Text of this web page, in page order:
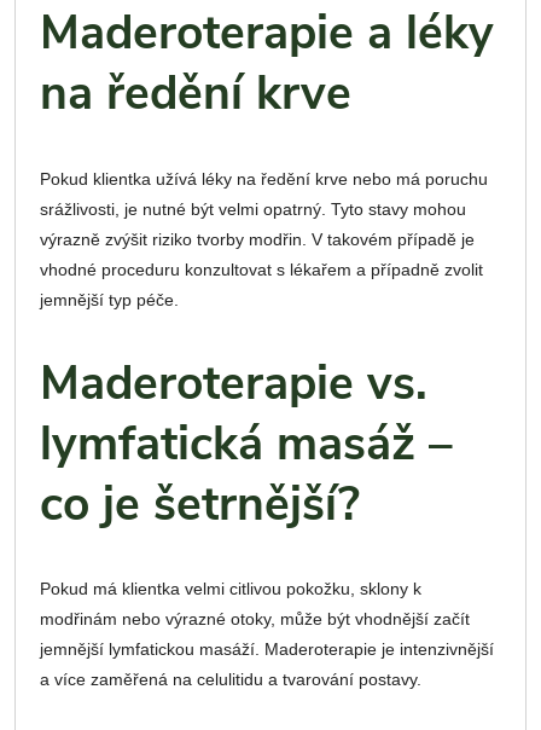
Maderoterapie a léky
na ředění krve
Pokud klientka užívá léky na ředění krve nebo má poruchu
srážlivosti, je nutné být velmi opatrný. Tyto stavy mohou
výrazně zvýšit riziko tvorby modřin. V takovém případě je
vhodné proceduru konzultovat s lékařem a případně zvolit
jemnější typ péče.
Maderoterapie vs.
lymfatická masáž –
co je šetrnější?
Pokud má klientka velmi citlivou pokožku, sklony k
modřinám nebo výrazné otoky, může být vhodnější začít
jemnější lymfatickou masáží. Maderoterapie je intenzivnější
a více zaměřená na celulitidu a tvarování postavy.